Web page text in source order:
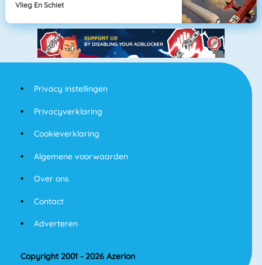
Vlieg En Schiet
Privacy instellingen
Privacyverklaring
Cookieverklaring
Algemene voorwaarden
Over ons
Contact
Adverteren
Copyright 2001 - 2026 Azerion